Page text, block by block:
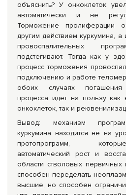
объяснить? У онкоклеток
автоматически и не
Торможение пролиферации
другим действием куркумина,
провоспалительных
подстегивают. Тогда как у
процесс торможения
подключению и работе
обоих случаях погашения
процесса идет на пользу как
онкоклеток, так и
Вывод: механизм
куркумина находится не на
протопрограмм,
автоматический рост и
области стволовых
способен переделать
высшие, но способен